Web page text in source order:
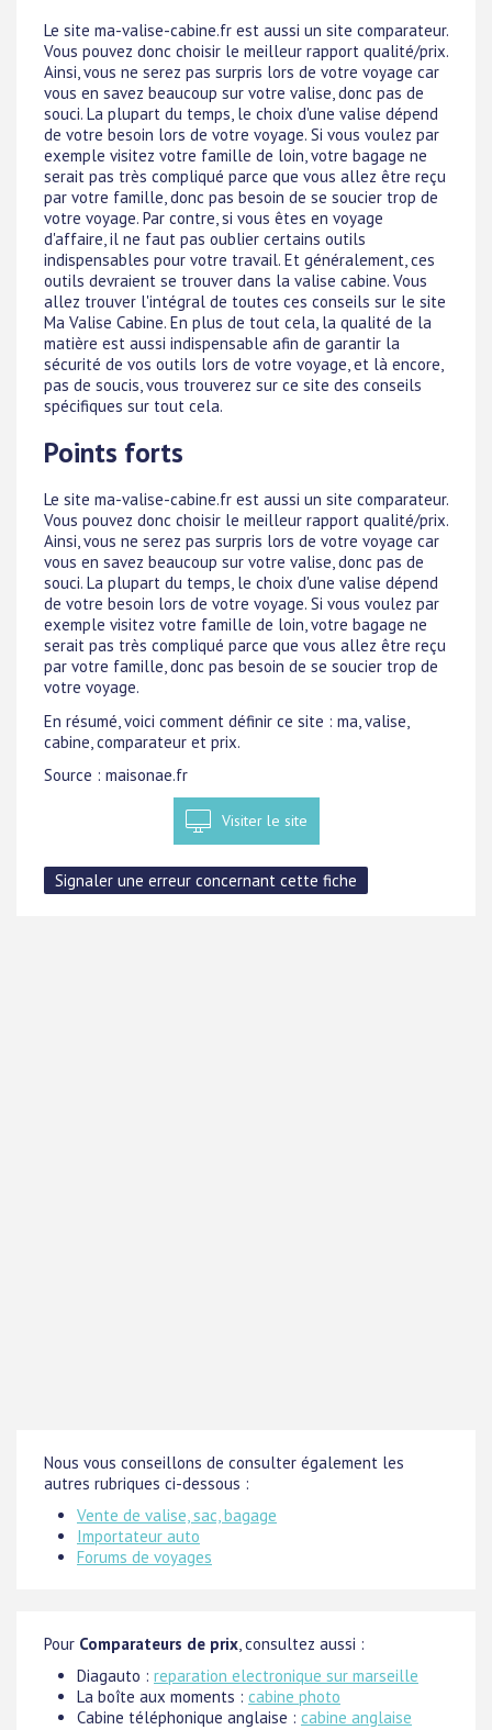
Le site ma-valise-cabine.fr est aussi un site comparateur.
Vous pouvez donc choisir le meilleur rapport qualité/prix.
Ainsi, vous ne serez pas surpris lors de votre voyage car
vous en savez beaucoup sur votre valise, donc pas de
souci. La plupart du temps, le choix d'une valise dépend
de votre besoin lors de votre voyage. Si vous voulez par
exemple visitez votre famille de loin, votre bagage ne
serait pas très compliqué parce que vous allez être reçu
par votre famille, donc pas besoin de se soucier trop de
votre voyage. Par contre, si vous êtes en voyage
d'affaire, il ne faut pas oublier certains outils
indispensables pour votre travail. Et généralement, ces
outils devraient se trouver dans la valise cabine. Vous
allez trouver l'intégral de toutes ces conseils sur le site
Ma Valise Cabine. En plus de tout cela, la qualité de la
matière est aussi indispensable afin de garantir la
sécurité de vos outils lors de votre voyage, et là encore,
pas de soucis, vous trouverez sur ce site des conseils
spécifiques sur tout cela.
Points forts
Le site ma-valise-cabine.fr est aussi un site comparateur.
Vous pouvez donc choisir le meilleur rapport qualité/prix.
Ainsi, vous ne serez pas surpris lors de votre voyage car
vous en savez beaucoup sur votre valise, donc pas de
souci. La plupart du temps, le choix d'une valise dépend
de votre besoin lors de votre voyage. Si vous voulez par
exemple visitez votre famille de loin, votre bagage ne
serait pas très compliqué parce que vous allez être reçu
par votre famille, donc pas besoin de se soucier trop de
votre voyage.
En résumé, voici comment définir ce site : ma, valise,
cabine, comparateur et prix.
Source : maisonae.fr
Visiter le site
Nous vous conseillons de consulter également les
autres rubriques ci-dessous :
Vente de valise, sac, bagage
Importateur auto
Forums de voyages
Pour Comparateurs de prix, consultez aussi :
Diagauto : reparation electronique sur marseille
La boîte aux moments : cabine photo
Cabine téléphonique anglaise : cabine anglaise